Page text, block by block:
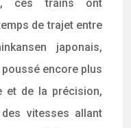
ces trains ont
de trajet entre
japonais,
encore plus
et de la précision,
vitesses allant